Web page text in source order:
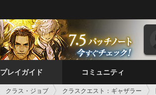
プレイガイド コミュニティ
クラス・ジョブ クラスクエスト：ギャザラー